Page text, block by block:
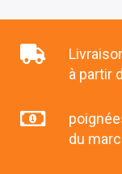
à partir
du